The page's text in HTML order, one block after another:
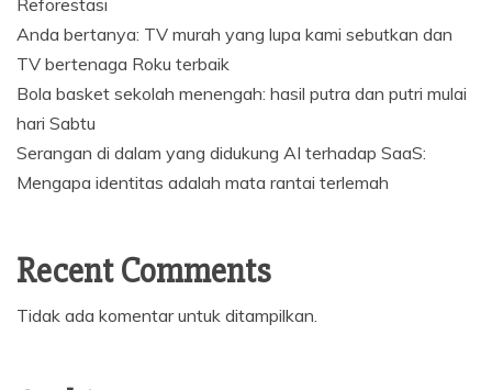
Reforestasi
Anda bertanya: TV murah yang lupa kami sebutkan dan
TV bertenaga Roku terbaik
Bola basket sekolah menengah: hasil putra dan putri mulai
hari Sabtu
Serangan di dalam yang didukung AI terhadap SaaS:
Mengapa identitas adalah mata rantai terlemah
Recent Comments
Tidak ada komentar untuk ditampilkan.